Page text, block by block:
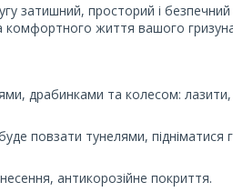
затишний, просторий і безпечний
комфортного життя вашого
драбинками та колесом:
повзати тунелями, підніматися
антикорозійне покриття.